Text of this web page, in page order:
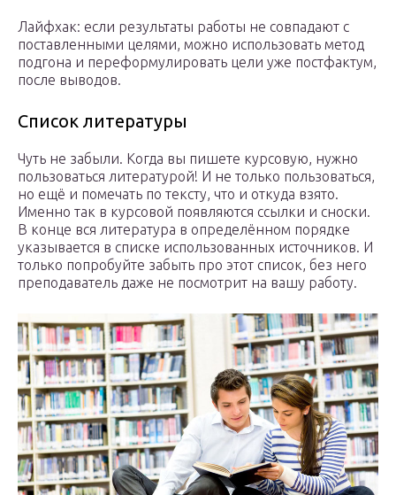
Лайфхак: если результаты работы не совпадают с
поставленными целями, можно использовать метод
подгона и переформулировать цели уже постфактум,
после выводов.
Список литературы
Чуть не забыли. Когда вы пишете курсовую, нужно
пользоваться литературой! И не только пользоваться,
но ещё и помечать по тексту, что и откуда взято.
Именно так в курсовой появляются ссылки и сноски.
В конце вся литература в определённом порядке
указывается в списке использованных источников. И
только попробуйте забыть про этот список, без него
преподаватель даже не посмотрит на вашу работу.